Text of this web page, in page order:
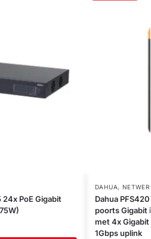
PoE Gigabit
DAHUA,
Dahua
poorts Gigabit
met 4x Gigabit
1Gbps uplink